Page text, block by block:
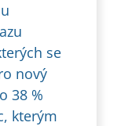
se
nový
38 %
kterým